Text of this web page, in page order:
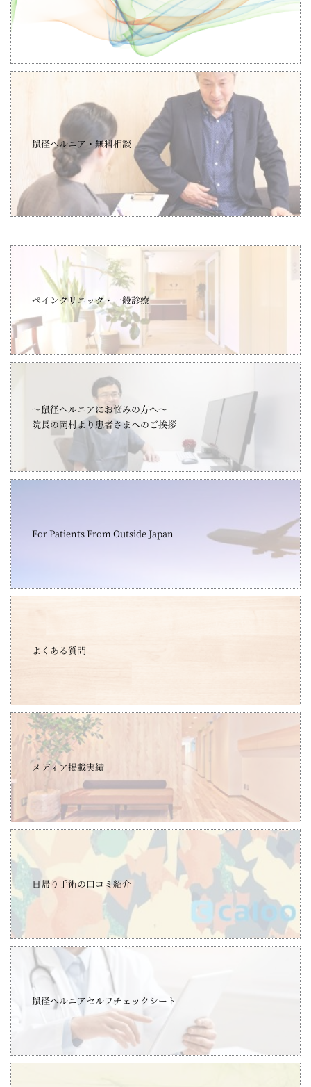
鼠径ヘルニア・無料相談
ペインクリニック・一般診療
～鼠径ヘルニアにお悩みの方へ～
院長の岡村より患者さまへのご挨拶
For Patients From Outside Japan
よくある質問
メディア掲載実績
日帰り手術の口コミ紹介
鼠径ヘルニアセルフチェックシート